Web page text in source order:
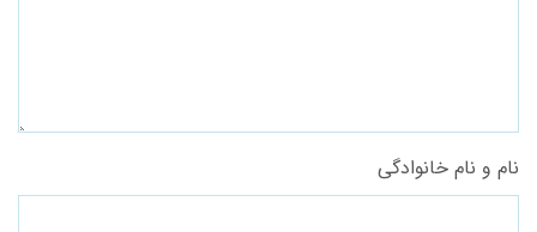
نام و نام خانوادگی